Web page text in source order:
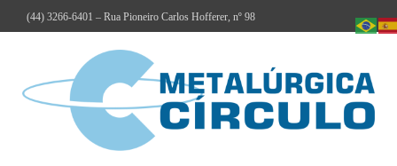
(44) 3266-6401 – Rua Pioneiro Carlos Hofferer, nº 98